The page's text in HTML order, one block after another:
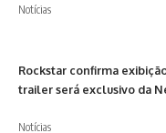
Notícias
Rockstar confirma
trailer será exclusivo da
Notícias